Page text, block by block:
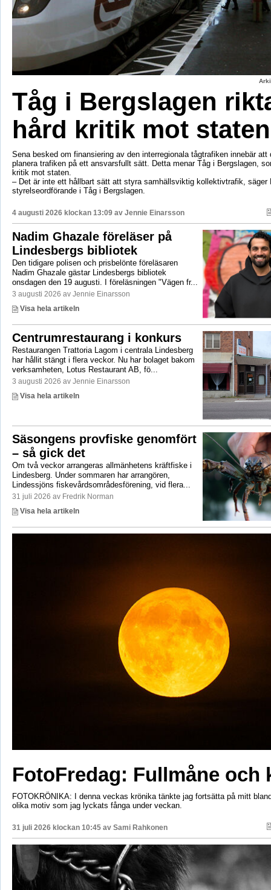
Tåg i Bergslagen
hård kritik mot staten
Sena besked om finansiering av den interregionala tågtrafiken innebär att
planera trafiken på ett ansvarsfullt sätt. Detta menar Tåg i Bergslagen,
kritik mot staten.
– Det är inte ett hållbart sätt att styra samhällsviktig kollektivtrafik, säger
styrelseordförande i Tåg i Bergslagen.
4 augusti 2026 klockan 13:09 av Jennie Einarsson
Nadim Ghazale föreläser på
Lindesbergs bibliotek
Den tidigare polisen och prisbelönte föreläsaren
Nadim Ghazale gästar Lindesbergs bibliotek
onsdagen den 19 augusti. I föreläsningen "Vägen fr...
3 augusti 2026 av Jennie Einarsson
Visa hela artikeln
Centrumrestaurang i konkurs
Restaurangen Trattoria Lagom i centrala Lindesberg
har hållit stängt i flera veckor. Nu har bolaget bakom
verksamheten, Lotus Restaurant AB, fö...
3 augusti 2026 av Jennie Einarsson
Visa hela artikeln
Säsongens provfiske genomfört
– så gick det
Om två veckor arrangeras allmänhetens kräftfiske i
Lindesberg. Under sommaren har arrangören,
Lindessjöns fiskevårdsområdesförening, vid flera...
31 juli 2026 av Fredrik Norman
Visa hela artikeln
FotoFredag: Fullmåne och
FOTOKRÖNIKA: I denna veckas krönika tänkte jag fortsätta på mitt
olika motiv som jag lyckats fånga under veckan.
31 juli 2026 klockan 10:45 av Sami Rahkonen